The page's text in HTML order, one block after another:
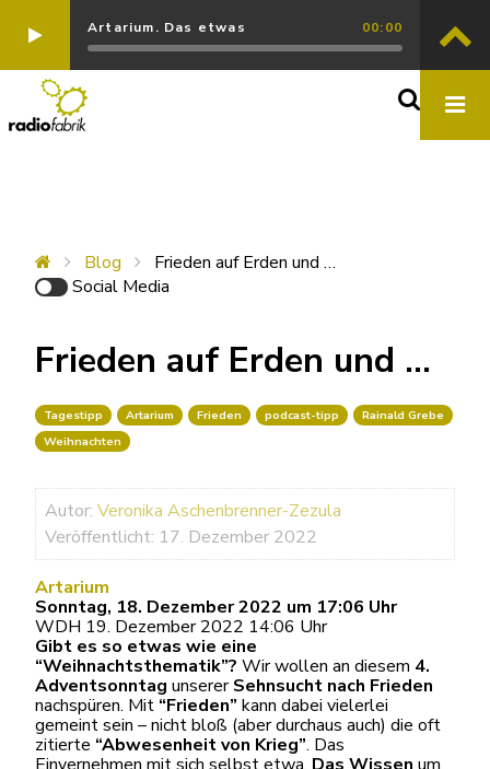
Artarium. Das etwas 00:00
Blog
Frieden auf Erden und …
Social Media
Frieden auf Erden und …
Tagestipp Artarium Frieden podcast-tipp
Rainald Grebe
Weihnachten
Autor: Veronika Aschenbrenner-Zezula
Veröffentlicht: 17. Dezember 2022
Artarium
Sonntag, 18. Dezember 2022 um 17:06 Uhr
WDH 19. Dezember 2022 14:06 Uhr
Gibt es so etwas wie eine
“Weihnachtsthematik”? Wir wollen an diesem 4.
Adventsonntag unsererSehnsucht nach Frieden
nachspüren. Mit “Frieden” kann dabei vielerlei
gemeint sein – nicht bloß (aber durchaus auch) die oft
zitierte “Abwesenheit von Krieg”. Das